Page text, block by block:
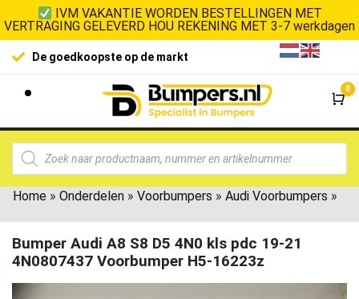
IVM VAKANTIE WORDEN BESTELLINGEN MET
VERTRAGING GELEVERD HOU REKENING MET 3-7 werkdagen
100% klanttevredenheid
0
Home » Onderdelen » Voorbumpers » Audi Voorbumpers »
Bumper Audi A8 S8 D5 4N0 kls pdc 19-21
4N0807437 Voorbumper H5-16223z